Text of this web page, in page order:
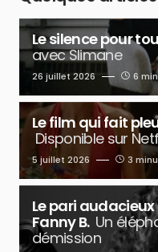
Le silence pour
avec Slimane
26 juillet 2026 6
Le film qui fait
Disponible sur
5 juillet 2026 3
Le pari
Fanny B. Un
démission